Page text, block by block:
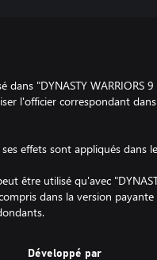
"DYNASTY WARRIORS 9
l'officier correspondant
effets sont appliqués dans
être utilisé qu'avec
dans la version payante
Développé par